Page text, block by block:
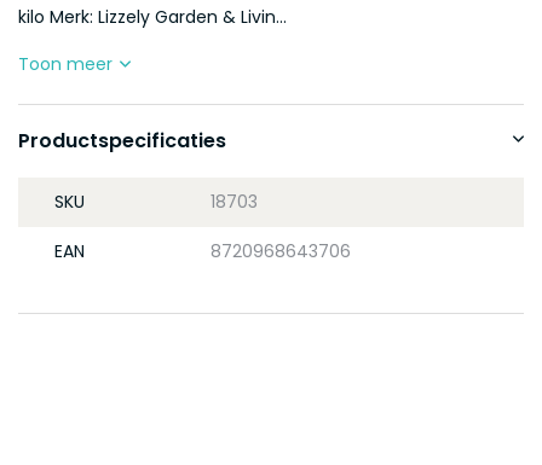
kilo Merk: Lizzely Garden & Livin...
Toon meer
Productspecificaties
SKU 18703
EAN 8720968643706